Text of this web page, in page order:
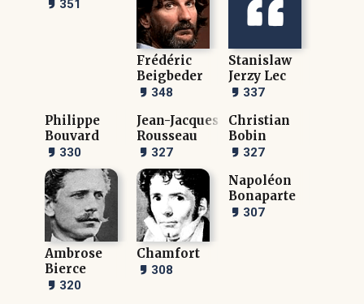
351
Frédéric
Beigbeder
348
Stanislaw
Jerzy Lec
337
Philippe
Bouvard
330
Jean-Jacques
Rousseau
327
Christian
Bobin
327
Ambrose
Bierce
320
Chamfort
308
Napoléon
Bonaparte
307